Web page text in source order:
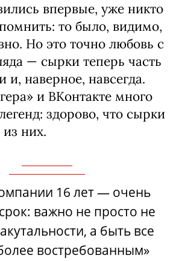
впервые, уже никто
то было, видимо,
Но это точно любовь с
— сырки теперь часть
наверное, навсегда.
и ВКонтакте много
здорово, что сырки
них.
16 лет — очень
важно не просто не
а быть все
востребованным»